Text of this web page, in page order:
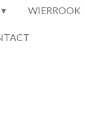
WIERROOK